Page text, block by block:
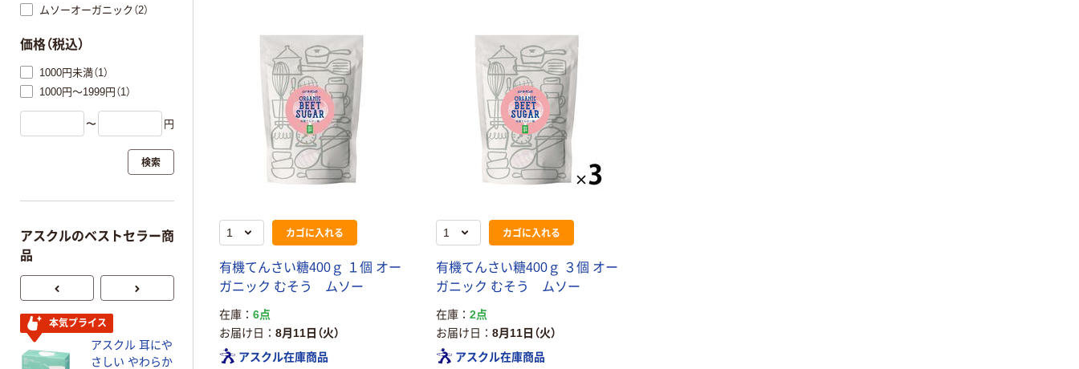
カゴに入れる
有機てんさい糖400ｇ １個 オー
ガニック むそう ムソー
在庫
6点
お届け日
8月11日（火）
アスクル在庫商品
カゴに入れる
有機てんさい糖400ｇ ３個 オー
ガニック むそう ムソー
在庫
2点
お届け日
8月11日（火）
アスクル在庫商品
ムソーオーガニック（2）
価格（税込）
1000円未満（1）
1000円～1999円（1）
〜 円
検索
アスクルのベストセラー商
品
本気プライス
アスクル 耳にや
さしい やわらか
オリジナル
ファーストレイ
本気プライス
パー ボックス